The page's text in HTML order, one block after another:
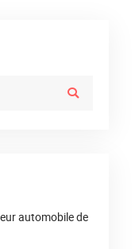
automobile de